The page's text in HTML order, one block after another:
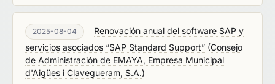
2025-08-04
Renovación anual del software SAP y
servicios asociados “SAP Standard Support” (Consejo
de Administración de EMAYA, Empresa Municipal
d'Aigües i Clavegueram, S.A.)